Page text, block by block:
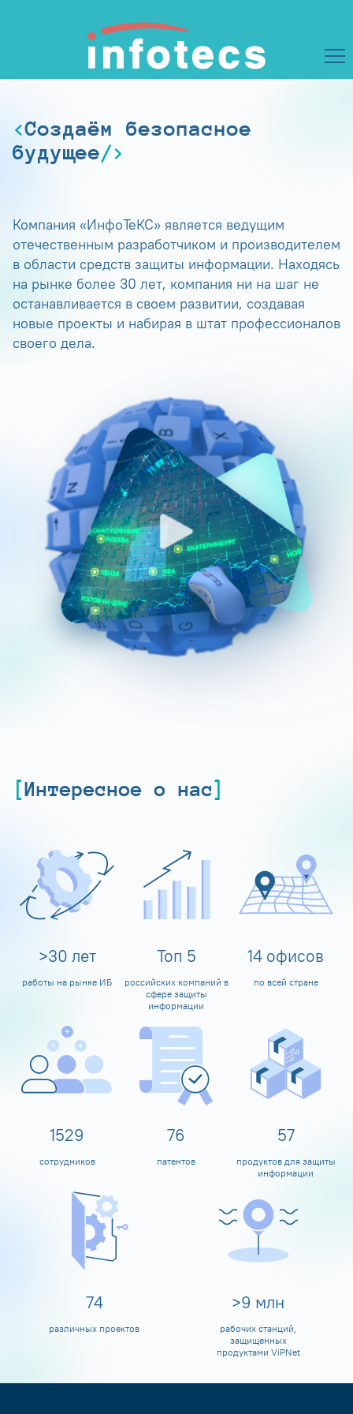
Создаём безопасное
будущее
Компания «ИнфоТеКС» является ведущим
отечественным разработчиком и производителем
в области средств защиты информации. Находясь
на рынке более 30 лет, компания ни на шаг не
останавливается в своем развитии, создавая
новые проекты и набирая в штат профессионалов
своего дела.
Интересное о нас
>30 лет
работы на рынке ИБ
Топ 5
российских компаний в
сфере защиты
информации
14 офисов
по всей стране
1600
сотрудников
80
патентов
60
продуктов для защиты
информации
80
различных проектов
>10 млн
рабочих станций,
защищенных
продуктами ViPNet